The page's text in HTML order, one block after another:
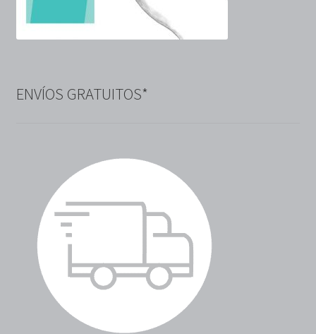
ENVÍOS GRATUITOS*